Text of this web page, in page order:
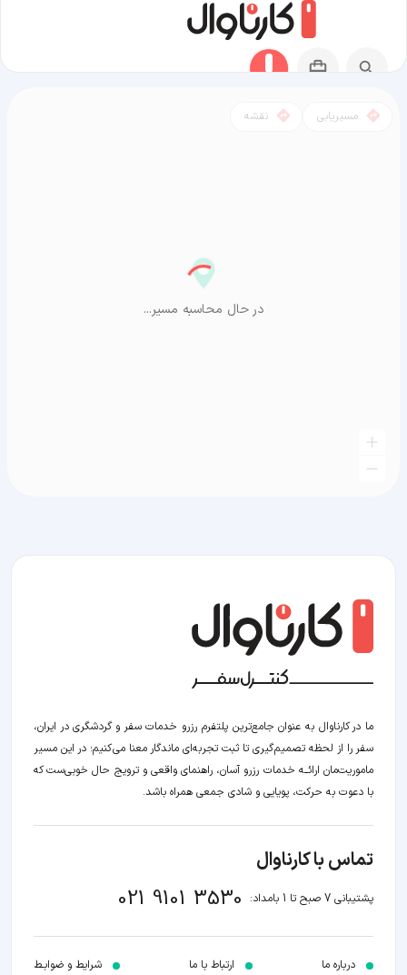
مسیریابی نقشه
در حال محاسبه مسیر...
ما در کارناوال به عنوان جامع‌ترین پلتفرم رزرو خدمات سفر و گردشگری در ایران،
سفر را از لحظه‌ تصمیم‌گیری تا ثبت تجربه‌ای ماندگار معنا می‌کنیم؛ در این مسیر‍
ماموریت‌مان اراﺋــﻪ خدمات رزرو آسان، راهنمای واقعی و ترویج حال خوبی‌ست که
با دعوت به حرکت، پویایی و شادی جمعی همراه باشد.
تماس با کارناوال
پشتیبانی 7 صبح تا 1 بامداد: 021 9101 3530
درباره ما ارتباط با ما شرایط و ضوابـط